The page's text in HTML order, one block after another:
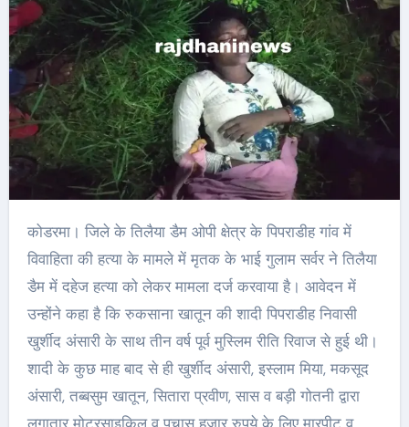
कोडरमा। जिले के तिलैया डैम ओपी क्षेत्र के पिपराडीह गांव में
विवाहिता की हत्या के मामले में मृतक के भाई गुलाम सर्वर ने तिलैया
डैम में दहेज हत्या को लेकर मामला दर्ज करवाया है। आवेदन में
उन्होंने कहा है कि रुकसाना खातून की शादी पिपराडीह निवासी
खुर्शीद अंसारी के साथ तीन वर्ष पूर्व मुस्लिम रीति रिवाज से हुई थी।
शादी के कुछ माह बाद से ही खुर्शीद अंसारी, इस्लाम मिया, मकसूद
अंसारी, तब्बसुम खातून, सितारा प्रवीण, सास व बड़ी गोतनी द्वारा